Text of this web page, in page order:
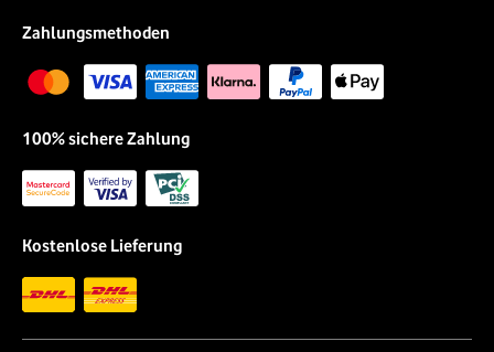
Zahlungsmethoden
100% sichere Zahlung
Kostenlose Lieferung